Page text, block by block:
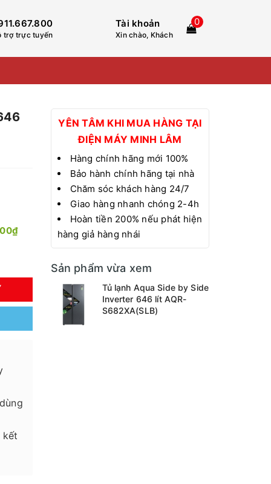
trợ trực tuyến
Tài khoản
Xin chào, Khách
0
kết
YÊN TÂM KHI MUA HÀNG TẠI
ĐIỆN MÁY MINH LÂM
Hàng chính hãng mới 100%
Bảo hành chính hãng tại nhà
Chăm sóc khách hàng 24/7
Giao hàng nhanh chóng 2-4h
Hoàn tiền 200% nếu phát hiện
hàng giả hàng nhái
Sản phẩm vừa xem
Tủ lạnh Aqua Side by Side
Inverter 646 lít AQR-
S682XA(SLB)